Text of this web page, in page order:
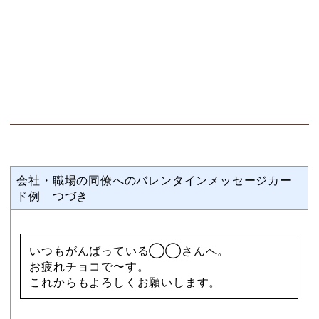
会社・職場の同僚へのバレンタインメッセージカー
ド例 つづき
いつもがんばっている◯◯さんへ。
お疲れチョコで〜す。
これからもよろしくお願いします。